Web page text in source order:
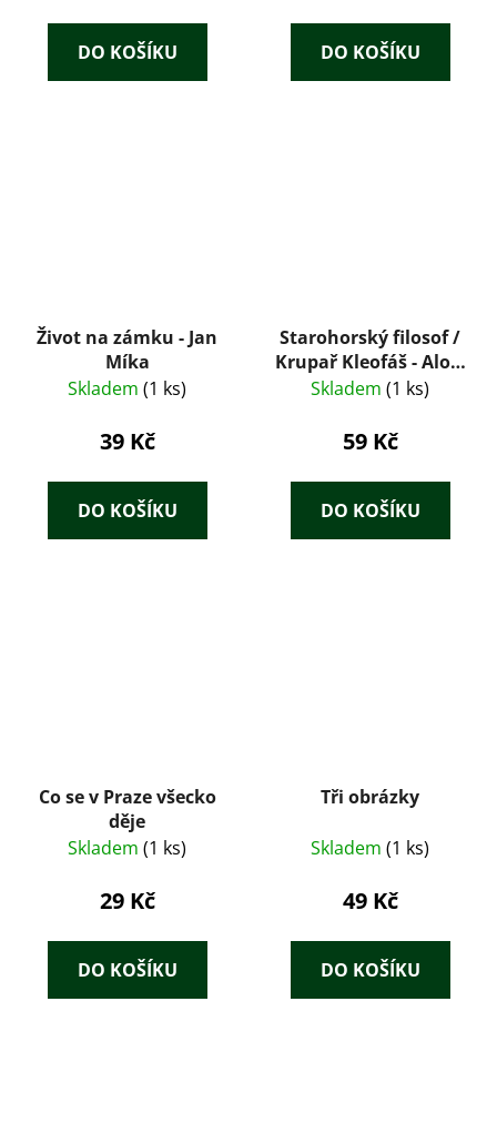
DO KOŠÍKU DO KOŠÍKU
Život na zámku - Jan
Míka
Skladem (1 ks)
39 Kč
DO KOŠÍKU
Starohorský filosof /
Krupař Kleofáš - Alois
Vojtěch Šmilovský
Skladem (1 ks)
59 Kč
DO KOŠÍKU
Co se v Praze všecko
děje
Skladem (1 ks)
29 Kč
DO KOŠÍKU
Tři obrázky
Skladem (1 ks)
49 Kč
DO KOŠÍKU